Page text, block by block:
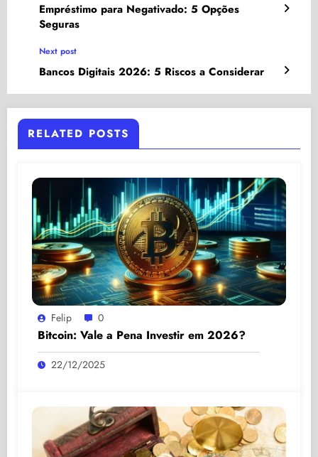
Empréstimo para Negativado: 5 Opções
Seguras
Next post
Bancos Digitais 2026: 5 Riscos a Considerar
RELATED POSTS
Felip 0
Bitcoin: Vale a Pena Investir em 2026?
22/12/2025